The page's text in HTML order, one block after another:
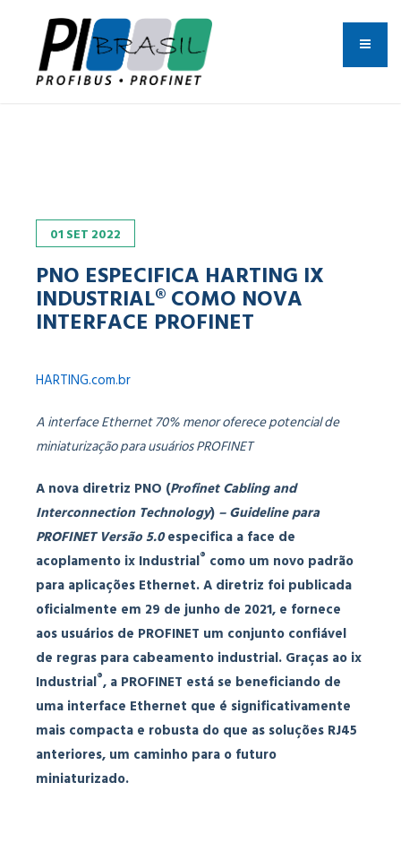
01SET 2022
PNO ESPECIFICA HARTING IX
INDUSTRIAL® COMO NOVA
INTERFACE PROFINET
HARTING.com.br
A interface Ethernet 70% menor oferece potencial de
miniaturização para usuários PROFINET
A nova diretriz PNO (Profinet Cabling and
Interconnection Technology) – Guidelinepara
PROFINET Versão 5.0especifica a face de
acoplamento ix Industrial® como um novo padrão
para aplicações Ethernet. A diretriz foi publicada
oficialmente em 29 de junho de 2021, e fornece
aos usuários de PROFINET um conjunto confiável
de regras para cabeamento industrial. Graças ao ix
Industrial®, a PROFINET está se beneficiando de
uma interface Ethernet que é significativamente
mais compacta e robusta do que as soluções RJ45
anteriores, um caminho para o futuro
miniaturizado.